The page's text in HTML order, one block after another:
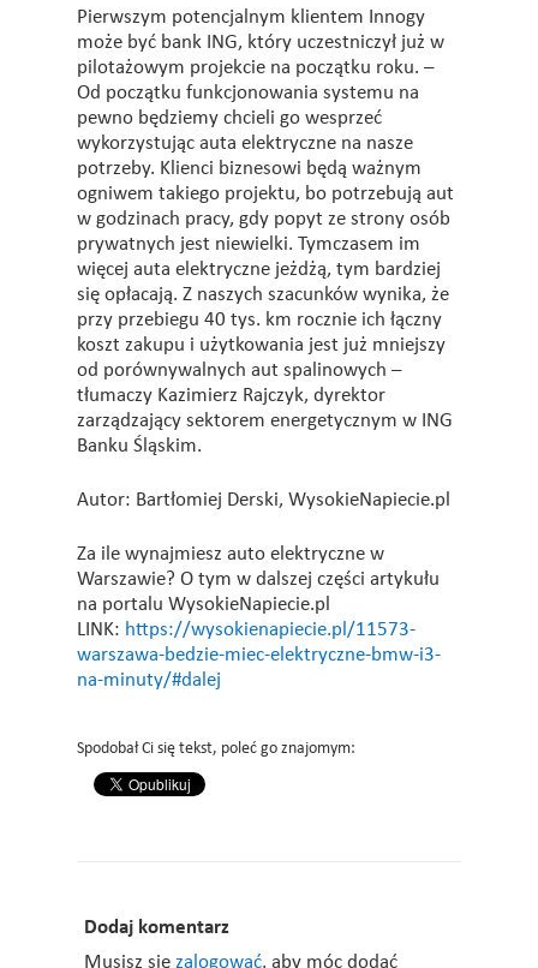
Pierwszym potencjalnym klientem Innogy
może być bank ING, który uczestniczył już w
pilotażowym projekcie na początku roku. –
Od początku funkcjonowania systemu na
pewno będziemy chcieli go wesprzeć
wykorzystując auta elektryczne na nasze
potrzeby. Klienci biznesowi będą ważnym
ogniwem takiego projektu, bo potrzebują aut
w godzinach pracy, gdy popyt ze strony osób
prywatnych jest niewielki. Tymczasem im
więcej auta elektryczne jeżdżą, tym bardziej
się opłacają. Z naszych szacunków wynika, że
przy przebiegu 40 tys. km rocznie ich łączny
koszt zakupu i użytkowania jest już mniejszy
od porównywalnych aut spalinowych –
tłumaczy Kazimierz Rajczyk, dyrektor
zarządzający sektorem energetycznym w ING
Banku Śląskim.
Autor: Bartłomiej Derski, WysokieNapiecie.pl
Za ile wynajmiesz auto elektryczne w
Warszawie? O tym w dalszej części artykułu
na portalu WysokieNapiecie.pl
LINK: https://wysokienapiecie.pl/11573-
warszawa-bedzie-miec-elektryczne-bmw-i3-
na-minuty/#dalej
Spodobał Ci się tekst, poleć go znajomym:
Dodaj komentarz
Musisz się zalogować, aby móc dodać